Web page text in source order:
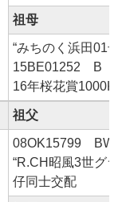
祖母
“みちのく浜田01号
15BE01252 B
16年桜花賞1000K
祖父
08OK15799 BW
“R.CH昭風3世グ
仔同士交配